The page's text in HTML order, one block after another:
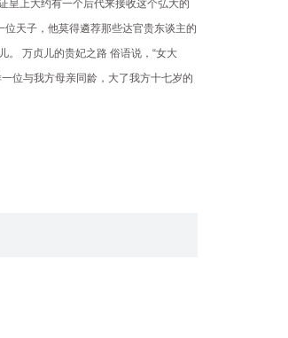
皇上大约有一个后代来接收这个弘大的
天子，他莫得遴荐那些达官贵东谈主的
。 万贞儿的贵妃之路 俗语说，“女大
位与我方母亲同龄，大了我方十七岁的